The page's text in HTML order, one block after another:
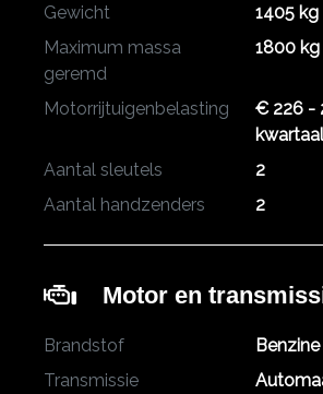
Gewicht
1405 kg
Maximum massa
geremd
1800 kg
Motorrijtuigenbelasting
€ 226 -
kwartaal
Aantal sleutels
2
Aantal handzenders
2
Motor en
Brandstof
Benzine
Transmissie